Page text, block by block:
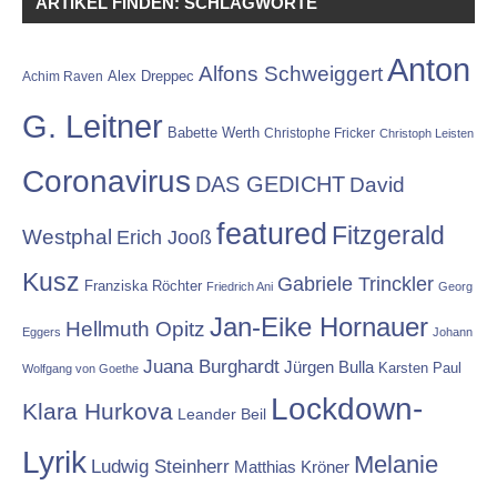
Achim Raven Alex Dreppec Alfons SchweiggertAnton
G. Leitner Babette Werth Christophe Fricker Christoph Leisten
Coronavirus DAS GEDICHT David
Westphal Erich Jooß featured Fitzgerald
Kusz Franziska Röchter Friedrich Ani Gabriele Trinckler Georg
Eggers Hellmuth Opitz Jan-Eike Hornauer Johann
Wolfgang von Goethe Juana Burghardt Jürgen Bulla Karsten Paul
Klara Hurkova Leander Beil Lockdown-
Lyrik Ludwig Steinherr Matthias Kröner Melanie